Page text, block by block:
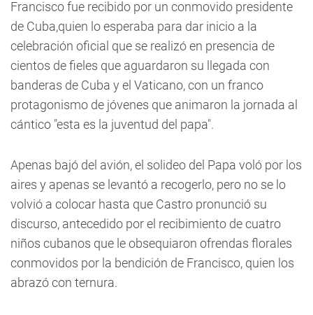
Francisco fue recibido por un conmovido presidente
de Cuba,quien lo esperaba para dar inicio a la
celebración oficial que se realizó en presencia de
cientos de fieles que aguardaron su llegada con
banderas de Cuba y el Vaticano, con un franco
protagonismo de jóvenes que animaron la jornada al
cántico "esta es la juventud del papa".
Apenas bajó del avión, el solideo del Papa voló por los
aires y apenas se levantó a recogerlo, pero no se lo
volvió a colocar hasta que Castro pronunció su
discurso, antecedido por el recibimiento de cuatro
niños cubanos que le obsequiaron ofrendas florales
conmovidos por la bendición de Francisco, quien los
abrazó con ternura.